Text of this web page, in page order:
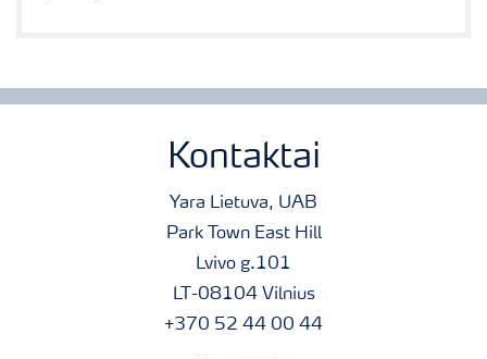
Kontaktai
Yara Lietuva, UAB
Park Town East Hill
Lvivo g.101
LT-08104 Vilnius
+370 52 44 00 44